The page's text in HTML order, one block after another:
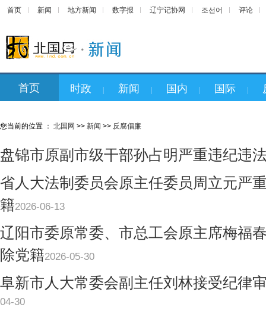
首页 新闻 地方新闻 数字报 辽宁记协网 조선어 评论
首页 时政 新闻 国内 国际
您当前的位置 ： 北国网 >> 新闻 >> 反腐倡廉
盘锦市原副市级干部孙占明严重违纪违
省人大法制委员会原主任委员周立元严
籍2026-06-13
辽阳市委原常委、市总工会原主席梅福
除党籍2026-05-30
阜新市人大常委会副主任刘林接受纪律
04-30